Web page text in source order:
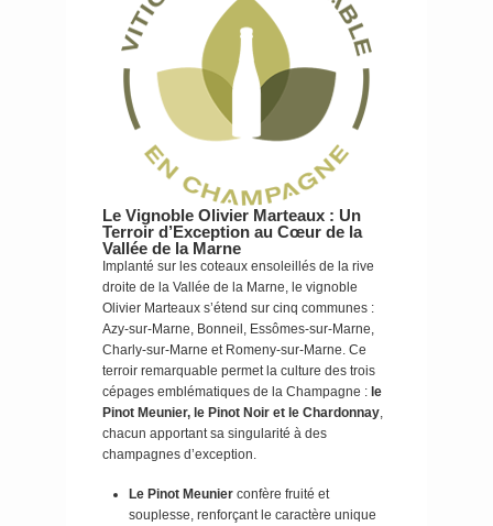
Le Vignoble Olivier Marteaux : Un
Terroir d’Exception au Cœur de la
Vallée de la Marne
Implanté sur les coteaux ensoleillés de la rive
droite de la Vallée de la Marne, le vignoble
Olivier Marteaux s’étend sur cinq communes :
Azy-sur-Marne, Bonneil, Essômes-sur-Marne,
Charly-sur-Marne et Romeny-sur-Marne. Ce
terroir remarquable permet la culture des trois
cépages emblématiques de la Champagne : le
Pinot Meunier, le Pinot Noir et le Chardonnay,
chacun apportant sa singularité à des
champagnes d’exception.
Le Pinot Meunierconfère fruité et
souplesse, renforçant le caractère unique